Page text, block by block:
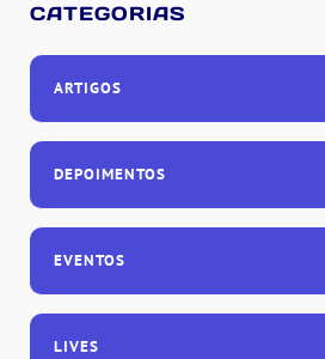
CATEGORIAS
ARTIGOS
DEPOIMENTOS
EVENTOS
LIVES